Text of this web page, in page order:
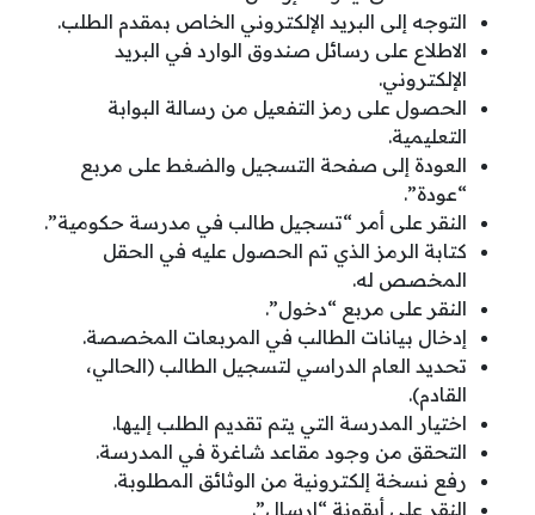
التوجه إلى البريد الإلكتروني الخاص بمقدم الطلب.
الاطلاع على رسائل صندوق الوارد في البريد
الإلكتروني.
الحصول على رمز التفعيل من رسالة البوابة
التعليمية.
العودة إلى صفحة التسجيل والضغط على مربع
“عودة”.
النقر على أمر “تسجيل طالب في مدرسة حكومية”.
كتابة الرمز الذي تم الحصول عليه في الحقل
المخصص له.
النقر على مربع “دخول”.
إدخال بيانات الطالب في المربعات المخصصة.
تحديد العام الدراسي لتسجيل الطالب (الحالي،
القادم).
اختيار المدرسة التي يتم تقديم الطلب إليها.
التحقق من وجود مقاعد شاغرة في المدرسة.
رفع نسخة إلكترونية من الوثائق المطلوبة.
النقر على أيقونة “إرسال”.